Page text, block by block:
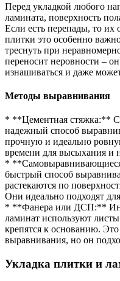
Перед укладкой любого
ламината, поверхность
Если есть перепады, то их
плитки это особенно
треснуть при
переносит неровности –
изнашиваться и даже
Методы выравнивания
* **Цементная стяжка:**
надежный способ
прочную и идеально
времени для высыхания и
*
быстрый способ
растекаются по
Они идеально подходят
* **Фанера или ДСП:**
ламинат используют
крепятся к основанию.
выравнивания, но он
Укладка плитки и